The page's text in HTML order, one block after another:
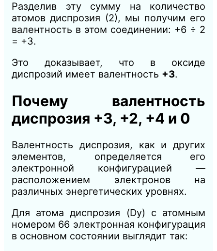
Разделив эту сумму на количество
атомов диспрозия (2), мы получим его
валентность в этом соединении: +6 ÷ 2
= +3.
Это доказывает, что в оксиде
диспрозий имеет валентность +3.
Почему валентность
диспрозия +3, +2, +4 и 0
Валентность диспрозия, как и других
элементов, определяется его
электронной конфигурацией —
расположением электронов на
различных энергетических уровнях.
Для атома диспрозия (Dy) с атомным
номером 66 электронная конфигурация
в основном состоянии выглядит так: